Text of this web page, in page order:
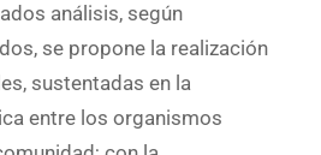
análisis, según
se propone la realización
sustentadas en la
entre los organismos